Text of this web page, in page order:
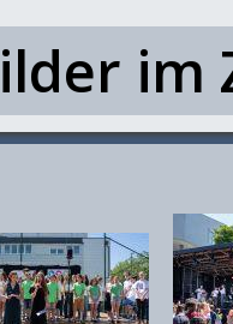
im